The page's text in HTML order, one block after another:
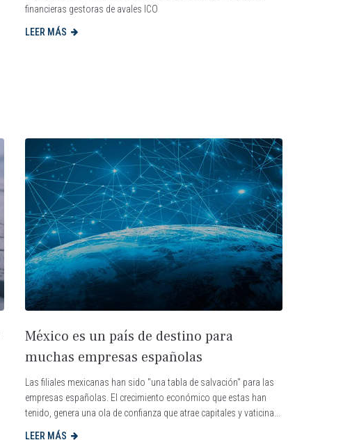
financieras gestoras de avales ICO
LEER MÁS
México es un país de destino para
muchas empresas españolas
Las filiales mexicanas han sido "una tabla de salvación" para las
empresas españolas. El crecimiento económico que estas han
tenido, genera una ola de confianza que atrae capitales y vaticina...
LEER MÁS